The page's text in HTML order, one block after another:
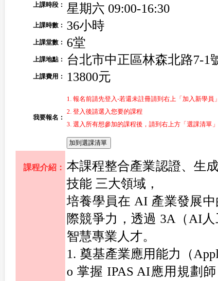
上課時段： 星期六 09:00-16:30
上課時數： 36小時
上課堂數： 6堂
上課地點： 台北市中正區林森北路7-1
上課費用： 13800元
我要報名：
1. 報名前請先登入-若還未註冊請到右上「加入新學員
2. 登入後請選入您要的課程
3. 選入所有想參加的課程後，請到右上方「選課清單
課程介紹： 本課程整合產業認證、生
技能 三大領域，
培養學員在 AI 產業發展
際競爭力，透過 3A（AI
智慧專業人才。
1. 奠基產業應用能力（
o 掌握 IPAS AI應用規劃